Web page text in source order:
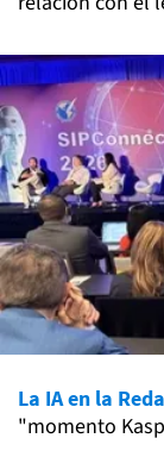
La IA en la
"momento